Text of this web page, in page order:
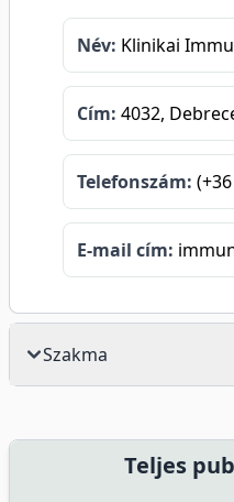
Név: Klinikai
Cím: 4032,
Telefonszám:
E-mail cím:
Szakma
Teljes